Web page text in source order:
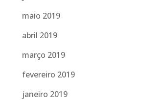
maio 2019
abril 2019
março 2019
fevereiro 2019
janeiro 2019